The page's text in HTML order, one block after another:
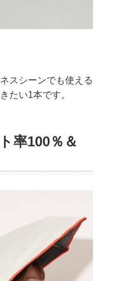
スシーンでも使える
たい1本です。
率100％＆